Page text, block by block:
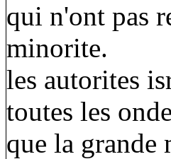
qui n'ont pas
minorite.
les autorites
toutes les
que la grande